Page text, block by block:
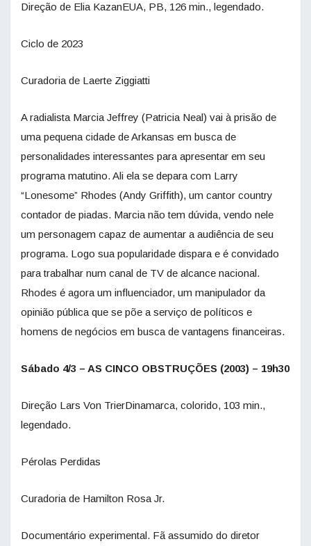
Direção de Elia KazanEUA, PB, 126 min., legendado.
Ciclo de 2023
Curadoria de Laerte Ziggiatti
A radialista Marcia Jeffrey (Patricia Neal) vai à prisão de
uma pequena cidade de Arkansas em busca de
personalidades interessantes para apresentar em seu
programa matutino. Ali ela se depara com Larry
“Lonesome” Rhodes (Andy Griffith), um cantor country
contador de piadas. Marcia não tem dúvida, vendo nele
um personagem capaz de aumentar a audiência de seu
programa. Logo sua popularidade dispara e é convidado
para trabalhar num canal de TV de alcance nacional.
Rhodes é agora um influenciador, um manipulador da
opinião pública que se põe a serviço de políticos e
homens de negócios em busca de vantagens financeiras.
Sábado 4/3 – AS CINCO OBSTRUÇÕES (2003) – 19h30
Direção Lars Von TrierDinamarca, colorido, 103 min.,
legendado.
Pérolas Perdidas
Curadoria de Hamilton Rosa Jr.
Documentário experimental. Fã assumido do diretor